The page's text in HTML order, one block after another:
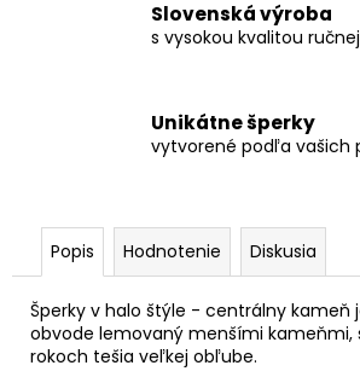
Slovenská výroba
s vysokou kvalitou
Unikátne šperky
vytvorené podľa vašich
Popis Hodnotenie Diskusia
Šperky v halo štýle - centrálny kameň
obvode lemovaný menšími kameňmi,
rokoch tešia veľkej obľube.